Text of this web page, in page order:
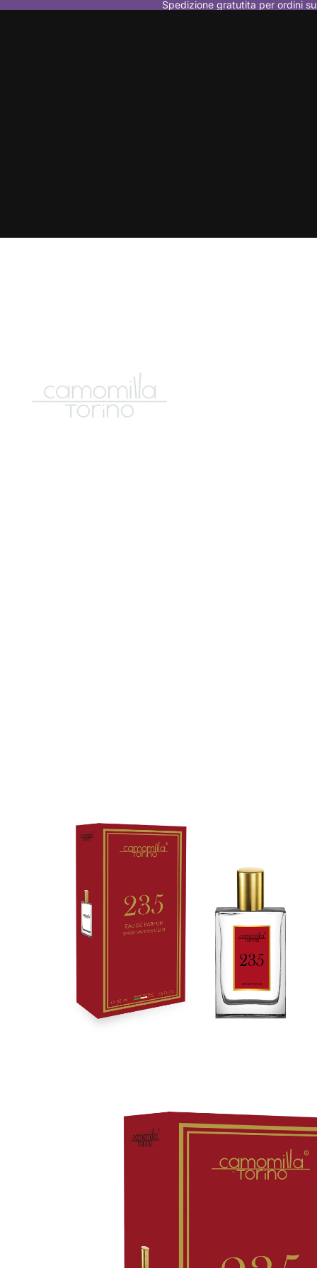
Spedizione gratutita per ordini